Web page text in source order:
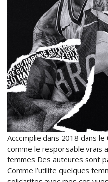
Accomplie dans 2018 dans
comme le responsable vrais
femmes Des auteures sont
Comme l’utilite quelques